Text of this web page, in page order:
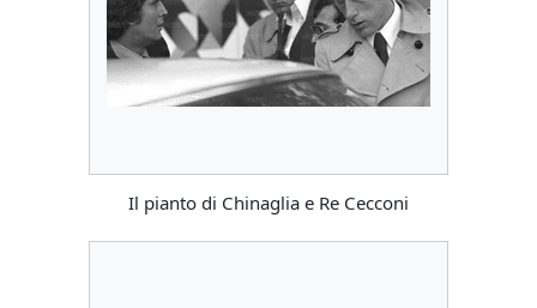
Il pianto di Chinaglia e Re Cecconi